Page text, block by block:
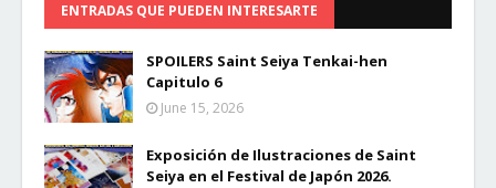
ENTRADAS QUE PUEDEN INTERESARTE
SPOILERS Saint Seiya Tenkai-hen
Capitulo 6
June 15, 2026
Exposición de Ilustraciones de Saint
Seiya en el Festival de Japón 2026.